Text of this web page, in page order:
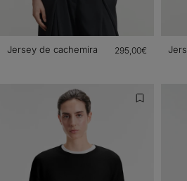
Jersey de cachemira 295,00€